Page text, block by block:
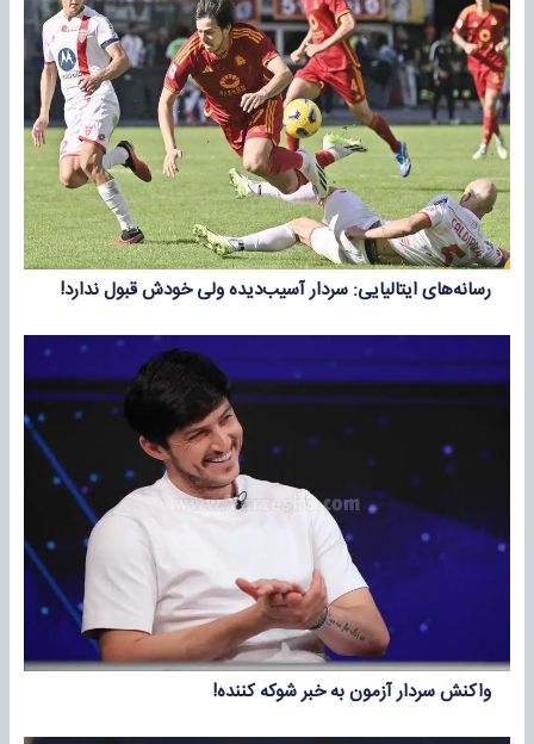
رسانه‌های ایتالیایی: سردار آسیب‌دیده ولی خودش قبول ندارد!
واکنش سردار آزمون به خبر شوکه کننده!